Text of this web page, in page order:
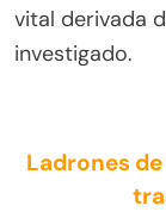
vital derivada
investigado.
Ladrones